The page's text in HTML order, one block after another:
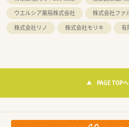
ウエルシア薬局株式会社
株式会社ファ
株式会社リノ
株式会社モリキ 有
PAGE TOP